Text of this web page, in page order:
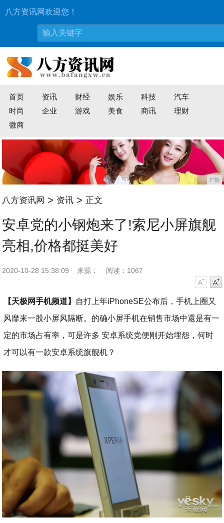
八方资讯网欢迎您！
首页 资讯 财经 娱乐 科技
汽车
时尚
企业 游戏 美食 商讯
理财
微商
广告
八方资讯网 > 资讯 > 正文
安卓党的小钢炮来了!索尼小屏旗舰
亮相,价格都挺美好
2020-10-28 15:38:09 来源：
阅读：1067
【天极网手机频道】 自打上年iPhoneSE公布后，手机上圈又
风靡来一股小屏风隔断。的确小屏手机在销售市场中還是有一
定的市场占有率，可是许多 安卓系统党便刚开始埋怨，何时
才可以有一款安卓系统旗舰机？